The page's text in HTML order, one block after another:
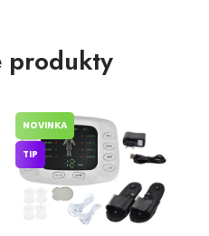
produkty
NOVINKA
TIP